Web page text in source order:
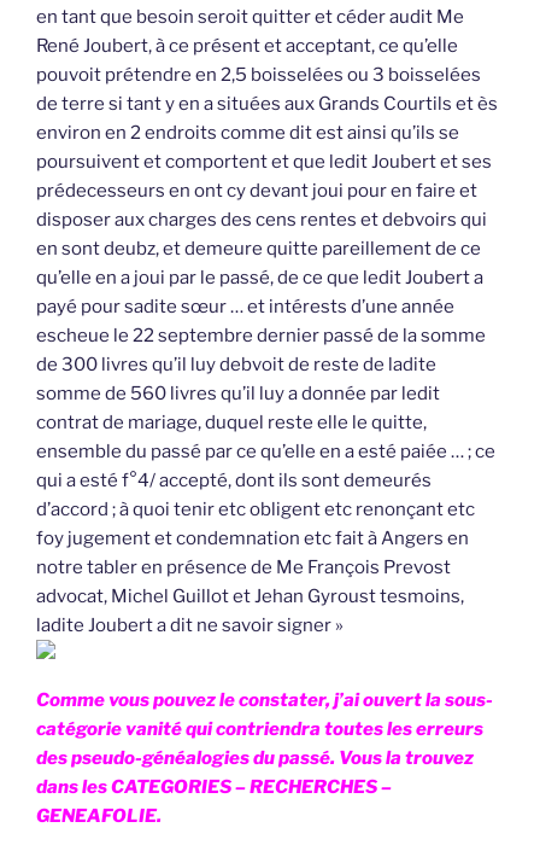
en tant que besoin seroit quitter et céder audit Me
René Joubert, à ce présent et acceptant, ce qu’elle
pouvoit prétendre en 2,5 boisselées ou 3 boisselées
de terre si tant y en a situées aux Grands Courtils et ès
environ en 2 endroits comme dit est ainsi qu’ils se
poursuivent et comportent et que ledit Joubert et ses
prédecesseurs en ont cy devant joui pour en faire et
disposer aux charges des cens rentes et debvoirs qui
en sont deubz, et demeure quitte pareillement de ce
qu’elle en a joui par le passé, de ce que ledit Joubert a
payé pour sadite sœur … et intérests d’une année
escheue le 22 septembre dernier passé de la somme
de 300 livres qu’il luy debvoit de reste de ladite
somme de 560 livres qu’il luy a donnée par ledit
contrat de mariage, duquel reste elle le quitte,
ensemble du passé par ce qu’elle en a esté paiée … ; ce
qui a esté f°4/ accepté, dont ils sont demeurés
d’accord ; à quoi tenir etc obligent etc renonçant etc
foy jugement et condemnation etc fait à Angers en
notre tabler en présence de Me François Prevost
advocat, Michel Guillot et Jehan Gyroust tesmoins,
ladite Joubert a dit ne savoir signer »
Comme vous pouvez le constater, j’ai ouvert la sous-
catégorie vanité qui contriendra toutes les erreurs
des pseudo-généalogies du passé. Vous la trouvez
dans les CATEGORIES – RECHERCHES –
GENEAFOLIE.